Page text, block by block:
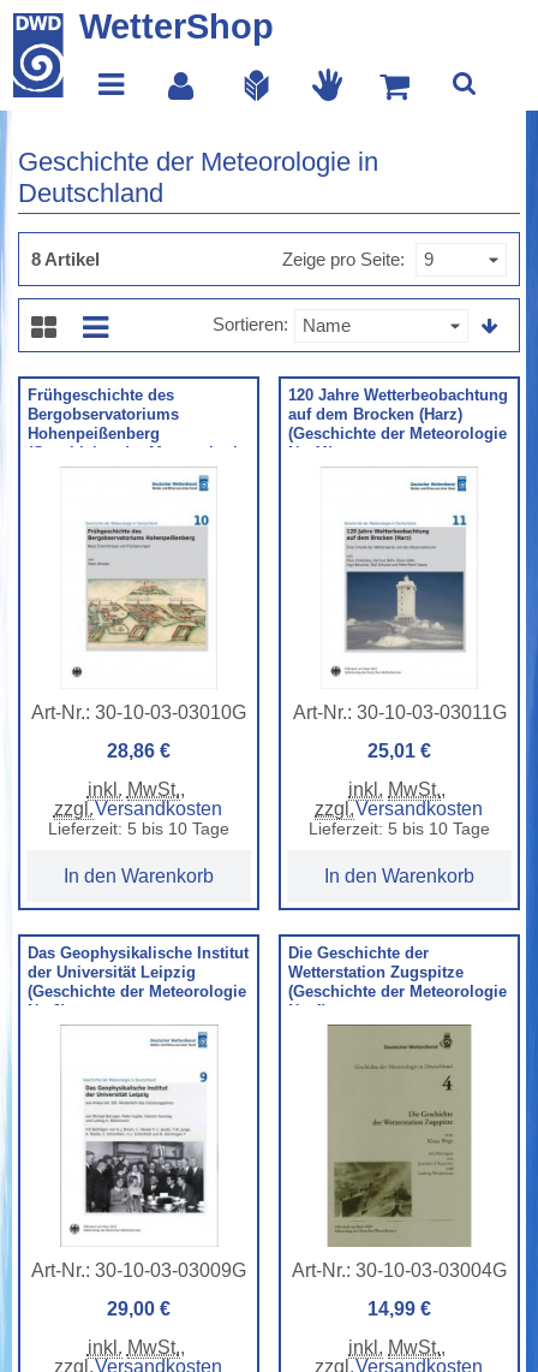
WetterShop
Geschichte der Meteorologie in
Deutschland
8 Artikel Zeige pro Seite
Sortieren
Frühgeschichte des
Bergobservatoriums
Hohenpeißenberg
(Geschichte der Meteorologie
Nr. 10)
Art-Nr.: 30-10-03-03010G
28,86 €
inkl. MwSt.,
zzgl.Versandkosten
Lieferzeit: 5 bis 10 Tage
In den Warenkorb
120 Jahre Wetterbeobachtung
auf dem Brocken (Harz)
(Geschichte der Meteorologie
Nr. 11)
Art-Nr.: 30-10-03-03011G
25,01 €
inkl. MwSt.,
zzgl.Versandkosten
Lieferzeit: 5 bis 10 Tage
In den Warenkorb
Das Geophysikalische Institut
der Universität Leipzig
(Geschichte der Meteorologie
Nr. 9)
Art-Nr.: 30-10-03-03009G
29,00 €
inkl. MwSt.,
zzgl.Versandkosten
Die Geschichte der
Wetterstation Zugspitze
(Geschichte der Meteorologie
Nr. 4)
Art-Nr.:30-10-03-03004G
14,99 €
inkl. MwSt.,
zzgl.Versandkosten